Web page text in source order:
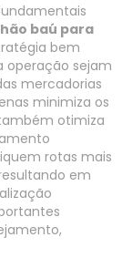
baú para
bem
operação sejam
mercadorias
minimiza os
otimiza
rotas mais
em